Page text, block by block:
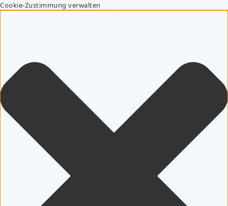
Cookie-Zustimmung verwalten